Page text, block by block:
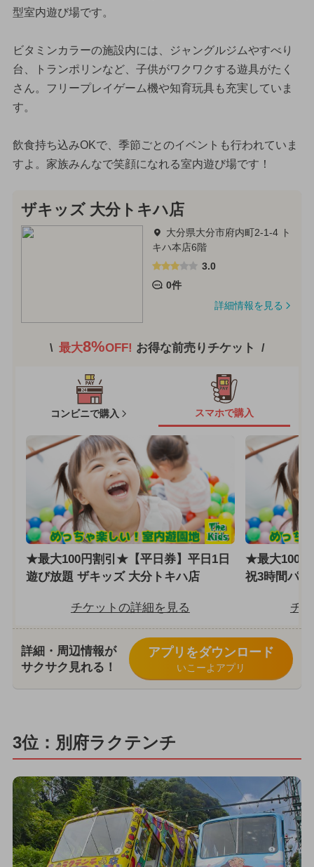
型室内遊び場です。
ビタミンカラーの施設内には、ジャングルジムやすべり
台、トランポリンなど、子供がワクワクする遊具がたく
さん。フリープレイゲーム機や知育玩具も充実していま
す。
飲食持ち込みOKで、季節ごとのイベントも行われていま
すよ。家族みんなで笑顔になれる室内遊び場です！
ザキッズ 大分トキハ店
大分県大分市府内町2-1-4 ト
キハ本店6階
3.0
0件
詳細情報を見る
最大8%OFF! お得な前売りチケット
コンビニで購入 スマホで購入
★最大100円割引★【平日券】平日1日
遊び放題 ザキッズ 大分トキハ店
チケットの詳細を見る
★最大100
祝3時間パ
チ
詳細・周辺情報が
サクサク見れる！
アプリをダウンロード
いこーよアプリ
3位：別府ラクテンチ